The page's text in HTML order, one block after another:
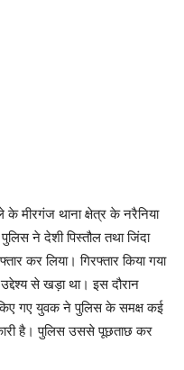
के मीरगंज थाना क्षेत्र के नरैनिया
ने देशी पिस्तौल तथा जिंदा
कर लिया। गिरफ्तार किया गया
से खड़ा था। इस दौरान
गए युवक ने पुलिस के समक्ष कई
है। पुलिस उससे पूछताछ कर